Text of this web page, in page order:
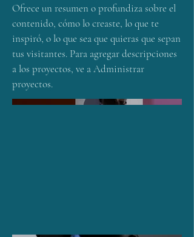
Ofrece un resumen o profundiza sobre el
contenido, cómo lo creaste, lo que te
inspiró, o lo que sea que quieras que sepan
tus visitantes. Para agregar descripciones
a los proyectos, ve a Administrar
proyectos.